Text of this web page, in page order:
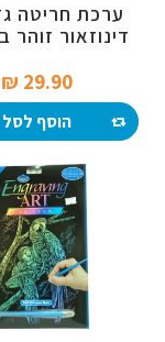
ערכת חריטה
דינוזאור זוהר
29.90 ₪‎
הוסף לסל